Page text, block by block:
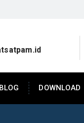
BLOG DOWNLOAD